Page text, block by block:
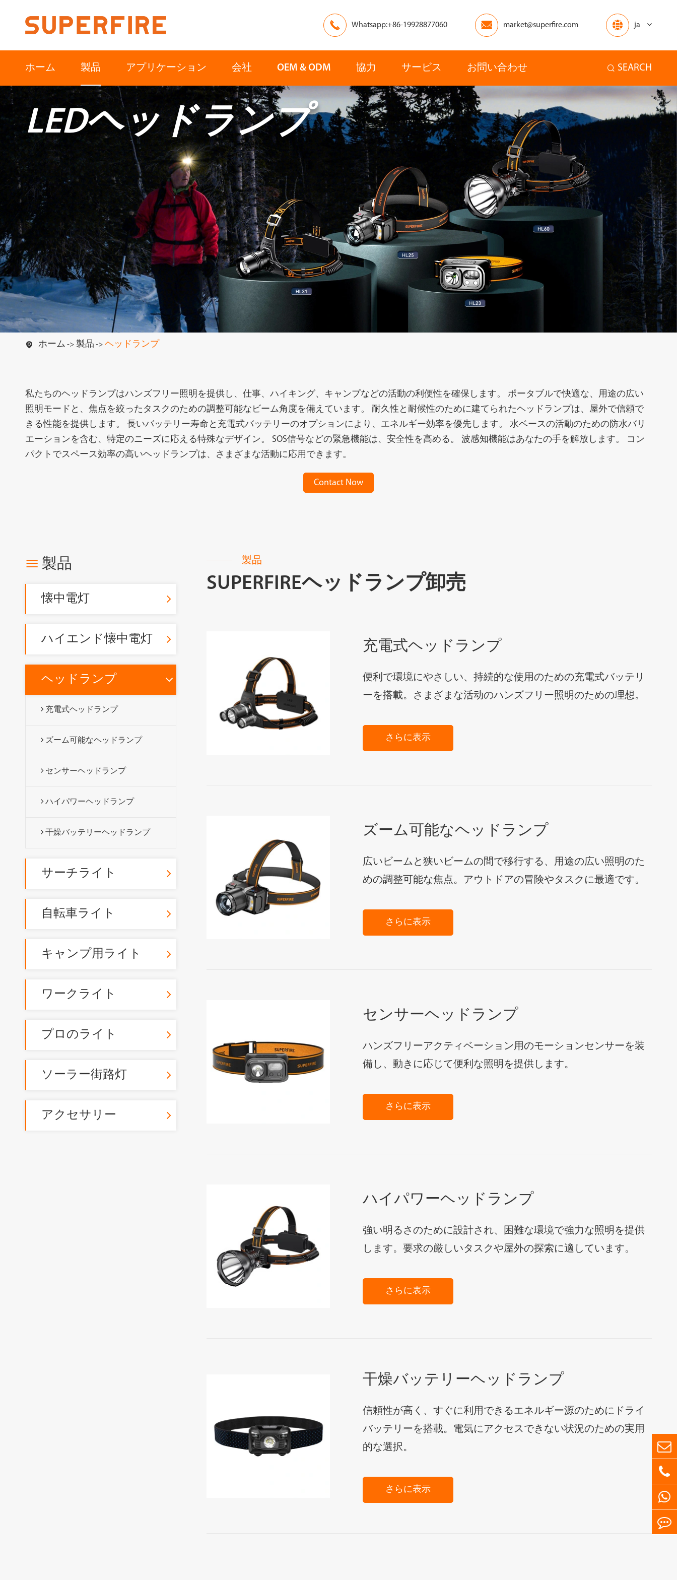
 Whatsapp:+86-19928877060  market@superfire.com  ja
ホーム 製品
懐中電灯 ハイエンド懐中電灯 ヘッドランプ サーチライト 自転車ライト
キャンプ用ライト ワークライト プロのライト ソーラー街路灯 アクセサリー
アプリケーション
アウトドア 産業 レスキュー 検索 ホーム その他
会社 OEM & ODM 協力 サービス お問い合わせ
北米 南アメリカ ヨーロッパ アジア アフリカ オセアニア
 SEARCH
LEDヘッドランプ
 ホーム 製品 ヘッドランプ
私たちのヘッドランプはハンズフリー照明を提供し、仕事、ハイキング、キャンプなどの活動の利便性を確保します。 ポータブルで快適な、用途の広い
照明モードと、焦点を絞ったタスクのための調整可能なビーム角度を備えています。 耐久性と耐候性のために建てられたヘッドランプは、屋外で信頼で
きる性能を提供します。 長いバッテリー寿命と充電式バッテリーのオプションにより、エネルギー効率を優先します。 水ベースの活動のための防水バリ
エーションを含む、特定のニーズに応える特殊なデザイン。 SOS信号などの緊急機能は、安全性を高める。 波感知機能はあなたの手を解放します。 コン
パクトでスペース効率の高いヘッドランプは、さまざまな活動に応用できます。
Contact Now
 製品
懐中電灯
ハイエンド懐中電灯
ヘッドランプ
充電式ヘッドランプ
ズーム可能なヘッドランプ
センサーヘッドランプ
ハイパワーヘッドランプ
干燥バッテリーヘッドランプ
サーチライト
自転車ライト
キャンプ用ライト
ワークライト
プロのライト
ソーラー街路灯
アクセサリー
製品
SUPERFIREヘッドランプ卸売
充電式ヘッドランプ
便利で環境にやさしい、持続的な使用のための充電式バッテリ
ーを搭載。さまざまな活动のハンズフリー照明のための理想。
さらに表示
ズーム可能なヘッドランプ
広いビームと狭いビームの間で移行する、用途の広い照明のた
めの調整可能な焦点。アウトドアの冒険やタスクに最適です。
さらに表示
センサーヘッドランプ
ハンズフリーアクティベーション用のモーションセンサーを装
備し、動きに応じて便利な照明を提供します。
さらに表示
ハイパワーヘッドランプ
強い明るさのために設計され、困難な環境で強力な照明を提供
します。要求の厳しいタスクや屋外の探索に適しています。
さらに表示
干燥バッテリーヘッドランプ
信頼性が高く、すぐに利用できるエネルギー源のためにドライ
バッテリーを搭載。電気にアクセスできない状況のための実用
的な選択。
さらに表示